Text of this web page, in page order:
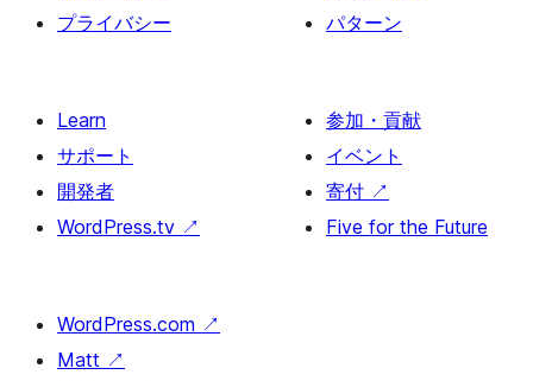
プライバシー
パターン
Learn
サポート
開発者
WordPress.tv ↗
参加・貢献
イベント
寄付 ↗
Five for the Future
WordPress.com ↗
Matt ↗